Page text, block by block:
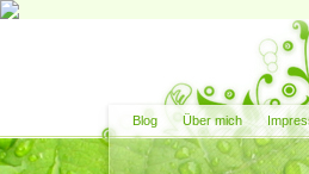
Blog Über mich